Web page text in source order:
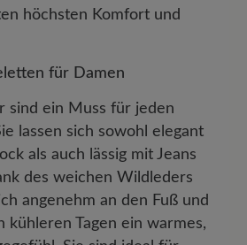
höchsten Komfort und
für Damen
sind ein Muss für jeden
lassen sich sowohl elegant
als auch lässig mit Jeans
des weichen Wildleders
angenehm an den Fuß und
kühleren Tagen ein warmes,